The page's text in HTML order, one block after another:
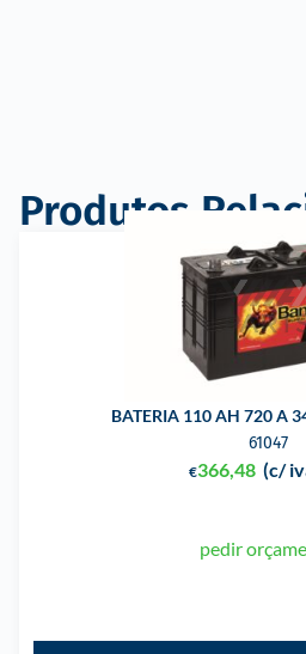
Produtos
BATERIA 110 AH 720 A
61047
€366,48 (c/
pedir